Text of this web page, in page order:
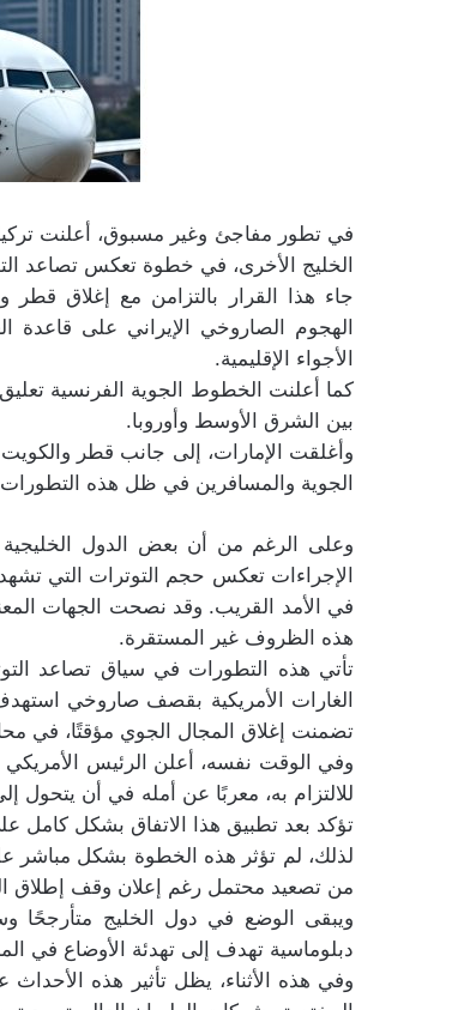
في تطور مفاجئ وغير مسبوق، أعلنت تركيا
الخليج الأخرى، في خطوة تعكس تصاعد
جاء هذا القرار بالتزامن مع إغلاق
الهجوم الصاروخي الإيراني على قاعدة
الأجواء الإقليمية.
كما أعلنت الخطوط الجوية الفرنسية
بين الشرق الأوسط وأوروبا.
وأغلقت الإمارات، إلى جانب قطر والكويت
الجوية والمسافرين في ظل هذه التطورات
وعلى الرغم من أن بعض الدول الخليجية
الإجراءات تعكس حجم التوترات التي
في الأمد القريب. وقد نصحت الجهات
هذه الظروف غير المستقرة.
تأتي هذه التطورات في سياق تصاعد
الغارات الأمريكية بقصف صاروخي
تضمنت إغلاق المجال الجوي مؤقتًا، في
وفي الوقت نفسه، أعلن الرئيس الأمريكي
للالتزام به، معربًا عن أمله في أن يتحول
تؤكد بعد تطبيق هذا الاتفاق بشكل كامل
لذلك، لم تؤثر هذه الخطوة بشكل مباشر
من تصعيد محتمل رغم إعلان وقف إطلاق
ويبقى الوضع في دول الخليج متأرجحًا
دبلوماسية تهدف إلى تهدئة الأوضاع في
وفي هذه الأثناء، يظل تأثير هذه